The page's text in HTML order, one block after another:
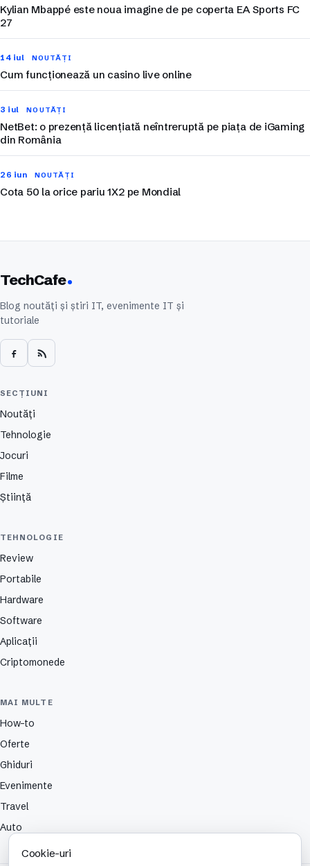
Kylian Mbappé este noua imagine de pe coperta EA Sports FC
27
14 iul NOUTĂȚI
Cum funcționează un casino live online
3 iul NOUTĂȚI
NetBet: o prezență licențiată neîntreruptă pe piața de iGaming
din România
26 iun NOUTĂȚI
Cota 50 la orice pariu 1X2 pe Mondial
TechCafe
Blog noutăți și știri IT, evenimente IT și
tutoriale
SECȚIUNI
Noutăți
Tehnologie
Jocuri
Filme
Știință
TEHNOLOGIE
Review
Portabile
Hardware
Software
Aplicații
Criptomonede
MAI MULTE
How-to
Oferte
Ghiduri
Evenimente
Travel
Auto
Cookie-uri